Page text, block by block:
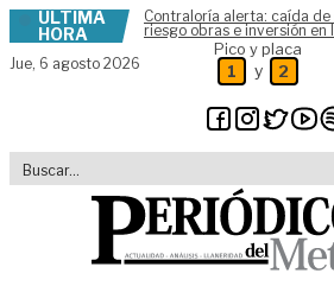
Skip to content
ÚLTIMA
HORA
Contraloría alerta: caída de
riesgo obras e inversión en
Jue, 6 agosto 2026
Pico y placa
1 y 2